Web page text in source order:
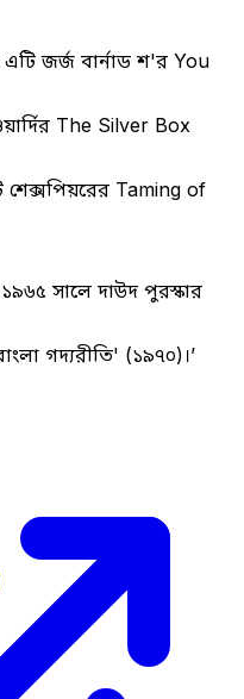
জর্জ বার্নাড শ'র You
The Silver Box
Taming of
সালে দাউদ পুরস্কার
গদ্যরীতি' (১৯৭০)।’